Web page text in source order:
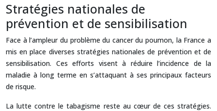
Stratégies nationales de
prévention et de sensibilisation
Face à l’ampleur du problème du cancer du poumon, la France a
mis en place diverses stratégies nationales de prévention et de
sensibilisation. Ces efforts visent à réduire l’incidence de la
maladie à long terme en s’attaquant à ses principaux facteurs
de risque.
La lutte contre le tabagisme reste au cœur de ces stratégies.